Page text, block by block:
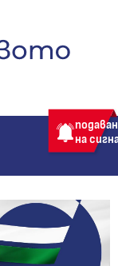
за приемане
на